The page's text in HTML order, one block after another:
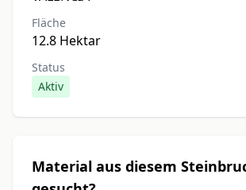
Fläche
12.8 Hektar
Status
Aktiv
Material aus diesem